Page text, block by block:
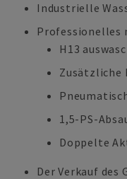
Industrielle
Professionelles
H13
1,5-PS-
Doppelte
Der Verkauf des